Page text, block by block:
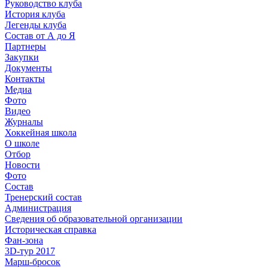
Руководство клуба
История клуба
Легенды клуба
Состав от А до Я
Партнеры
Закупки
Документы
Контакты
Медиа
Фото
Видео
Журналы
Хоккейная школа
О школе
Отбор
Новости
Фото
Состав
Тренерский состав
Администрация
Сведения об образовательной организации
Историческая справка
Фан-зона
3D-тур 2017
Марш-бросок